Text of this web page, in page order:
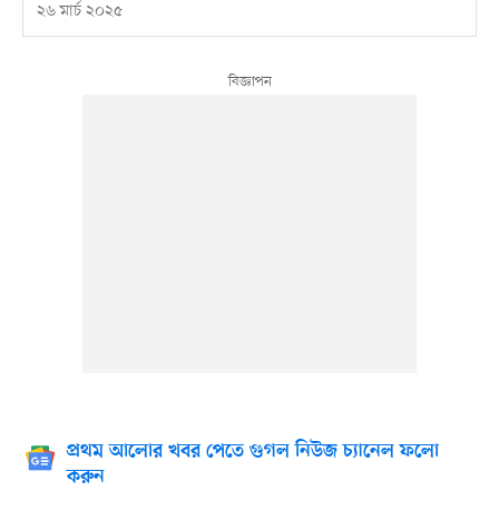
২৬ মার্চ ২০২৫
প্রথম আলোর খবর পেতে গুগল নিউজ চ্যানেল ফলো
করুন